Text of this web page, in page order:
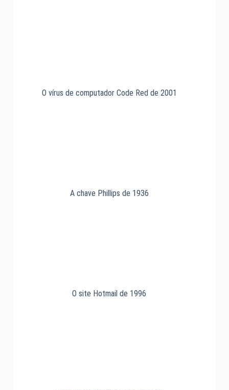
O vírus de computador Code Red de 2001
A chave Phillips de 1936
O site Hotmail de 1996